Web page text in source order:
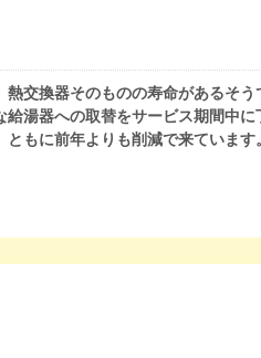
交換器そのものの寿命があるそう
湯器への取替をサービス期間中に
もに前年よりも削減で来ていま